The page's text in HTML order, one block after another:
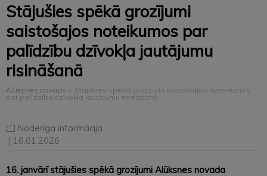
Stājušies spēkā grozījumi
saistošajos noteikumos par
palīdzību dzīvokļa jautājumu
risināšanā
Alūksnes novads > Stājušies spēkā grozījumi saistošajos noteikumos
par palīdzību dzīvokļa jautājumu risināšanā
Noderīga informācija
| 16.01.2026
16. janvārī stājušies spēkā grozījumi Alūksnes novada